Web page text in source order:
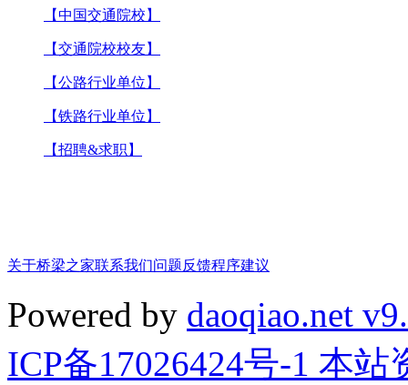
【中国交通院校】
【交通院校校友】
【公路行业单位】
【铁路行业单位】
【招聘&求职】
关于桥梁之家联系我们问题反馈程序建议
Powered by daoqiao.net
ICP备17026424号-1 本